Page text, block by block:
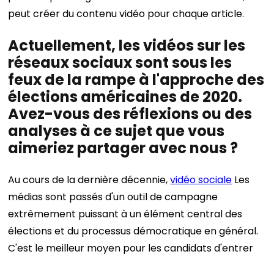
peut créer du contenu vidéo pour chaque article.
Actuellement, les vidéos sur les
réseaux sociaux sont sous les
feux de la rampe à l'approche des
élections américaines de 2020.
Avez-vous des réflexions ou des
analyses à ce sujet que vous
aimeriez partager avec nous ?
Au cours de la dernière décennie,vidéo sociale Les
médias sont passés d'un outil de campagne
extrêmement puissant à un élément central des
élections et du processus démocratique en général.
C'est le meilleur moyen pour les candidats d'entrer